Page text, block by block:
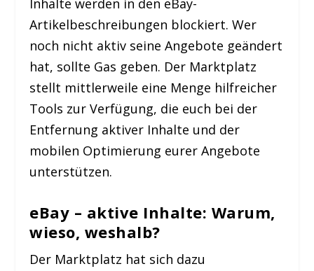
Inhalte werden in den eBay-
Artikelbeschreibungen blockiert. Wer
noch nicht aktiv seine Angebote geändert
hat, sollte Gas geben. Der Marktplatz
stellt mittlerweile eine Menge hilfreicher
Tools zur Verfügung, die euch bei der
Entfernung aktiver Inhalte und der
mobilen Optimierung eurer Angebote
unterstützen.
eBay – aktive Inhalte: Warum,
wieso, weshalb?
Der Marktplatz hat sich dazu